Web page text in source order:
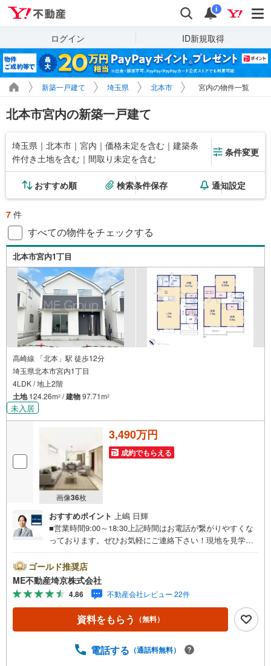
検索 通知
i
ログイン ID新規取得
新築一戸建て 埼玉県 北本市 宮内の物件一覧
北本市宮内の新築一戸建て
埼玉県｜北本市｜宮内｜価格未定を含む｜建築条
件付き土地を含む｜間取り未定を含む
条件変更
おすすめ順 検索条件保存 通知設定
7 件
すべての物件をチェックする
北本市宮内1丁目
高崎線 「北本」駅 徒歩12分
埼玉県北本市宮内1丁目
4LDK / 地上2階
土地124.26m2 /建物97.71m2
未入居
画像36枚
3,490万円
成約でもらえる
おすすめポイント 上嶋 日輝
■営業時間9:00～18:30上記時間はお電話が繋がりやすくな
っております。ぜひお気軽にご連絡下さい！現地を見学さ
ご希望の日時をご記入いただけますとスムーズにご案内が
可能です。■ご来店特典1.ご見学、ご来店後にアンケート記
入でもれなく3、000円のQUOカードプレゼント（1組様1回
限り後日郵送）2.未公開の物件情報をご紹介3.不動産ご購
入、ご売却、太陽光発電システムご検討中のお客様、ご紹
介でもれなくQUOカード3、000円分プレゼント更にご紹介
円のご紹介料をお支払いさせて頂きます！詳しくはスタッ
ゴールド推奨店
ME不動産埼京株式会社
4.86 不動産会社レビュー 22件
資料をもらう （無料）
電話する （通話料無料）